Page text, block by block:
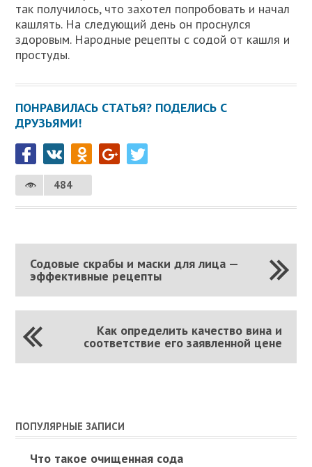
так получилось, что захотел попробовать и начал
кашлять. На следующий день он проснулся
здоровым. Народные рецепты с содой от кашля и
простуды.
ПОНРАВИЛАСЬ СТАТЬЯ? ПОДЕЛИСЬ С
ДРУЗЬЯМИ!
484
Содовые скрабы и маски для лица —
эффективные рецепты
Как определить качество вина и
соответствие его заявленной цене
ПОПУЛЯРНЫЕ ЗАПИСИ
Что такое очищенная сода